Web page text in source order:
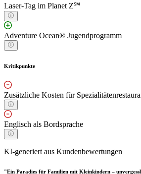
Laser-Tag im Planet Z℠
Adventure Ocean® Jugendprogramm
Kritikpunkte
Zusätzliche Kosten für
Englisch als Bordsprache
KI-generiert aus Kundenbewertungen
"Ein Paradies für Familien mit Kleinkindern –